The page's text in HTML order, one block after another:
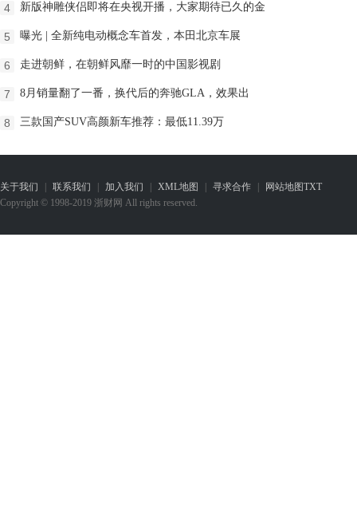
4 新版神雕侠侣即将在央视开播，大家期待已久的金
5 曝光 | 全新纯电动概念车首发，本田北京车展
6 走进朝鲜，在朝鲜风靡一时的中国影视剧
7 8月销量翻了一番，换代后的奔驰GLA，效果出
8 三款国产SUV高颜新车推荐：最低11.39万
关于我们 联系我们 加入我们 XML地图 寻求合作 网站地图TXT
Copyright © 1998-2019 浙财网 All rights reserved.